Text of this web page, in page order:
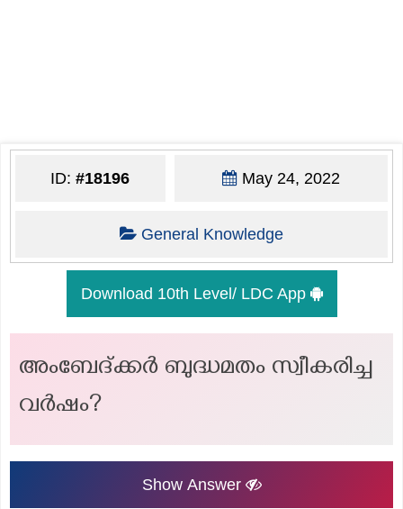
ID:#18196 May 24, 2022
General Knowledge
Download 10th Level/ LDC App
അംബേദ്‌ക്കര്‍ ബുദ്ധമതം സ്വീകരിച്ച
വര്‍ഷം?
Show Answer